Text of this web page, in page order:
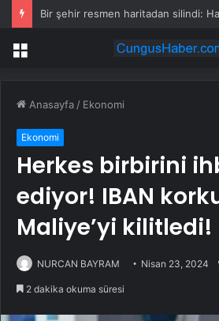
Bir şehir resmen haritadan silindi:
Menü
Anasayfa / Ekonomi
Ekonomi
Herkes birbirini
ediyor! IBAN
Maliye’yi kilitledi!
NURCAN BAYRAM Nisan 23, 2024
2 dakika okuma süresi